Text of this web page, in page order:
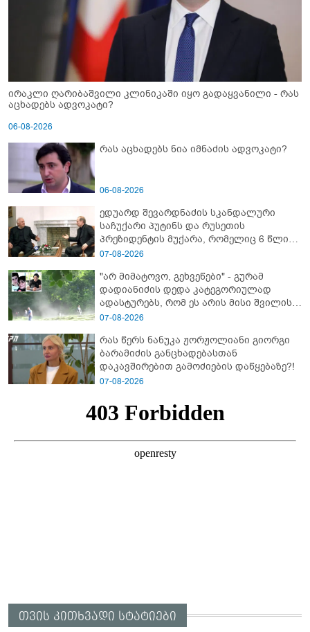
ირაკლი ღარიბაშვილი კლინიკაში იყო გადაყვანილი - რას
აცხადებს ადვოკატი?
06-08-2026
რას აცხადებს ნია იმნაძის ადვოკატი?
06-08-2026
ედუარდ შევარდნაძის სკანდალური
საჩუქარი პუტინს და რუსეთის
პრეზიდენტის მუქარა, რომელიც 6 წლის
შემდეგ აასრულა
07-08-2026
"არ მიმატოვო, გეხვეწები" - გუ­რა­მ
დადიანიძის დედა კა­ტე­გო­რი­უ­ლად
ადას­ტუ­რებს, რომ ეს არის მისი შვი­ლის
ხმა
07-08-2026
რას წერს ნანუკა ჟორჟოლიანი გიორგი
ბარამიძის განცხადებასთან
დაკავშირებით გამოძიების დაწყებაზე?!
07-08-2026
თვის კითხვადი სტატიები